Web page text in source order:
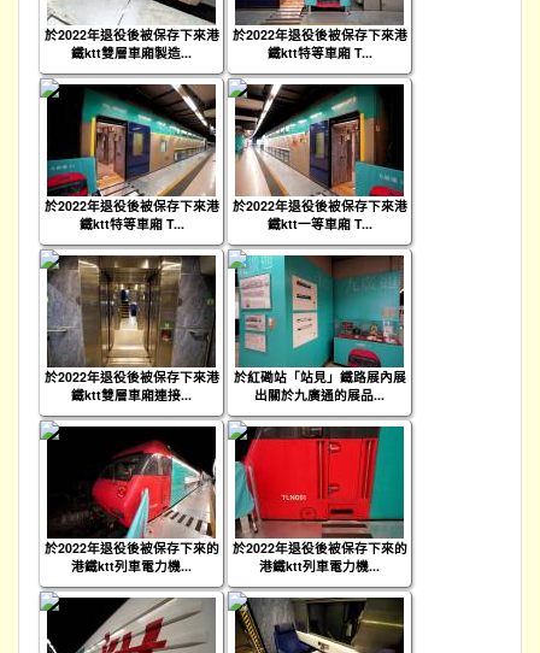
於2022年退役後被保存下來港
鐵ktt雙層車廂製造...
於2022年退役後被保存下來港
鐵ktt特等車廂 T...
於2022年退役後被保存下來港
鐵ktt特等車廂 T...
於2022年退役後被保存下來港
鐵ktt一等車廂 T...
於2022年退役後被保存下來港
鐵ktt雙層車廂連接...
於紅磡站「站見」鐵路展內展
出關於九廣通的展品...
於2022年退役後被保存下來的
港鐵ktt列車電力機...
於2022年退役後被保存下來的
港鐵ktt列車電力機...